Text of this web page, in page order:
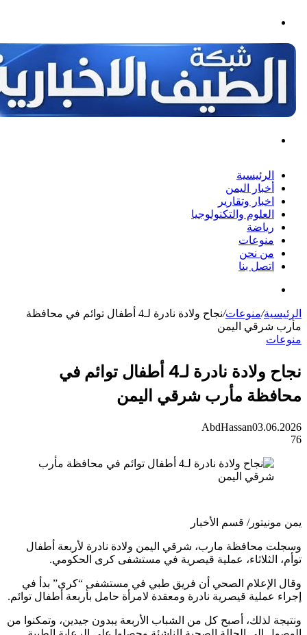
اليمن
وتقارير
والتكنولوجيا
نحن
بنا
/منوعات/
نجاح ولادة نادرة لـ4 أطفال توائم في محافظة
اليمن
نجاح ولادة نادرة لـ4 أطفال توائم في
مأرب شرقي اليمن
AbdHassan
قسم الأخبار
مارب، شرقي اليمن ولادة نادرة لأربعة أطفال
عملية قيصرية في مستشفى كرى الحكومي.
الصحي أن فريق طبي في مستشفى “كرى” بدأ في
قيصرية نادرة ومعقدة لامرأة حامل بأربعة أطفال توائم.
لذلك، أصبح كل من الشباب الأربعة يبدون جيدين، وتمكنوا من